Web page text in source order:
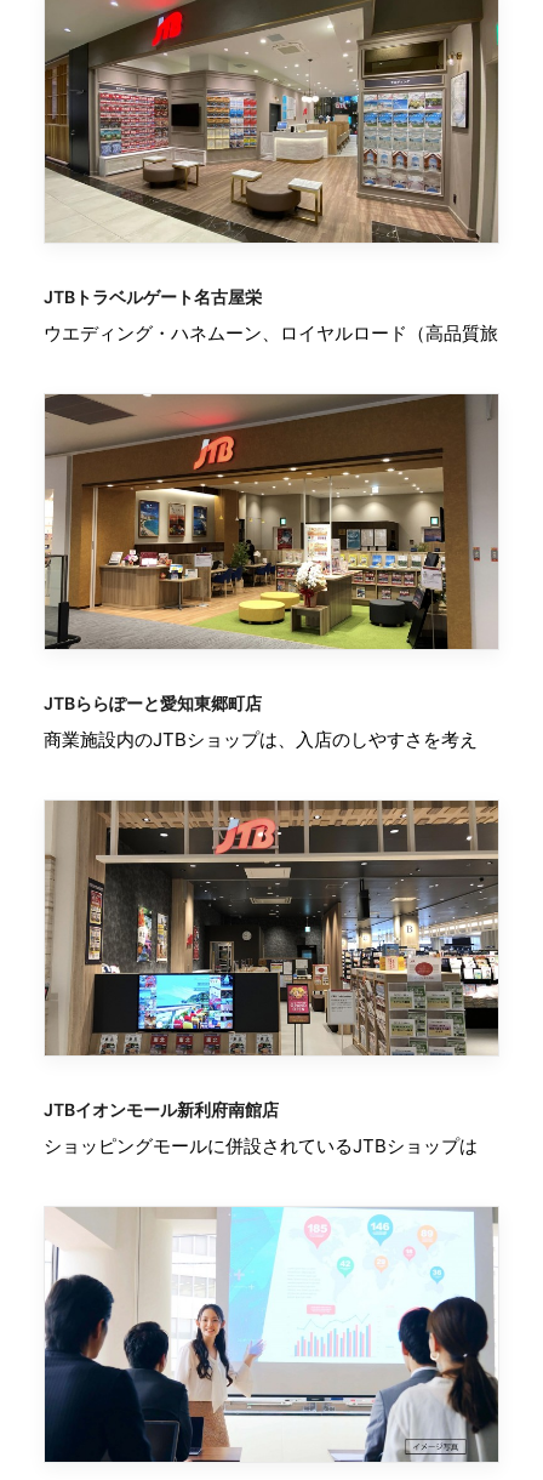
JTBトラベルゲート名古屋栄
ウエディング・ハネムーン、ロイヤルロード（高品質旅
JTBららぽーと愛知東郷町店
商業施設内のJTBショップは、入店のしやすさを考え
JTBイオンモール新利府南館店
ショッピングモールに併設されているJTBショップは